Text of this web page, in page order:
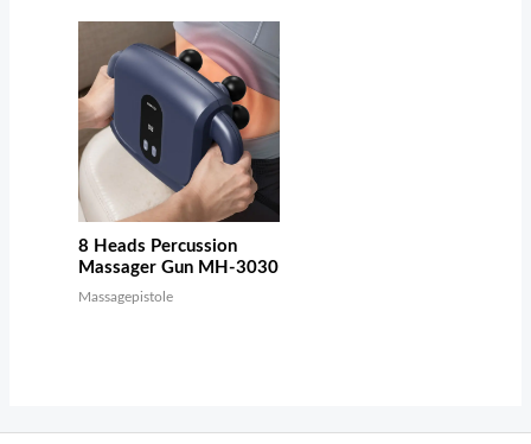
8 Heads Percussion
Massager Gun MH-3030
Massagepistole